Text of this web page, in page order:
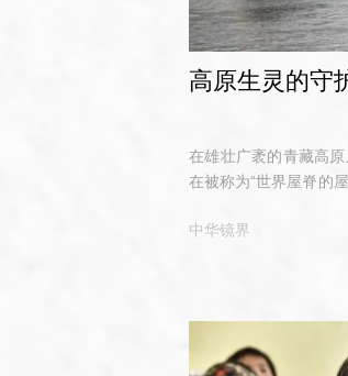
高原生灵的
在雄壮广袤的青藏高
在被称为“世界屋脊的
中华镜界